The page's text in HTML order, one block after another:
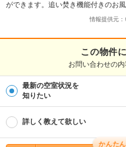
ができます。追い焚き機能付きのお風
情報提供元
この物件
お問い合わせの
最新の空室状況を
知りたい
詳しく教えて欲しい
かんた